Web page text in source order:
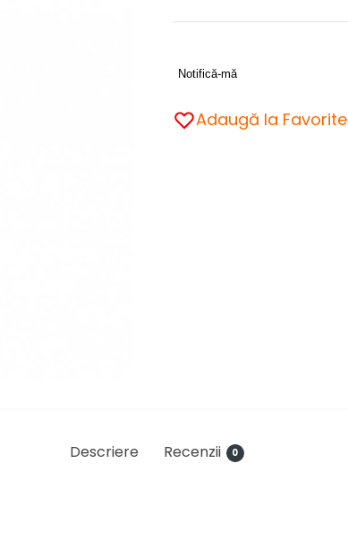
Notifică-mă
Adaugă la Favorite
Descriere Recenzii 0